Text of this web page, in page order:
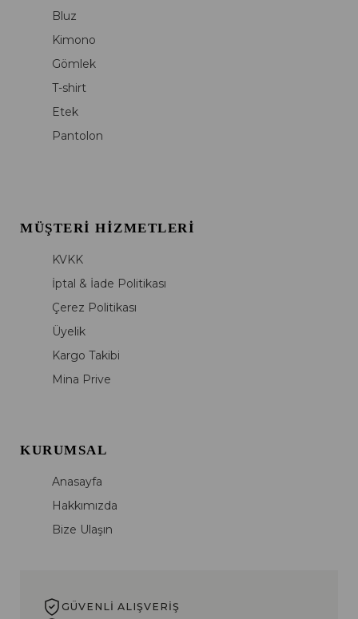
Bluz
Kimono
Gömlek
T-shirt
Etek
Pantolon
MÜŞTERI HIZMETLERI
KVKK
İptal & İade Politikası
Çerez Politikası
Üyelik
Kargo Takibi
Mina Prive
KURUMSAL
Anasayfa
Hakkımızda
Bize Ulaşın
GÜVENLI ALIŞVERIŞ